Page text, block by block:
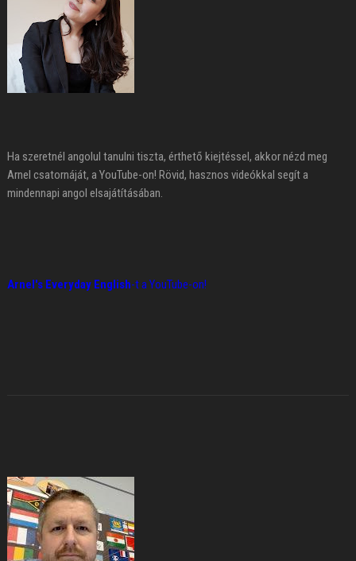
Ha szeretnél angolul tanulni tiszta, érthető kiejtéssel, akkor nézd meg
Arnel csatornáját, a YouTube-on! Rövid, hasznos videókkal segít a
mindennapi angol elsajátításában.
Arnel's Everyday English-t a YouTube-on!